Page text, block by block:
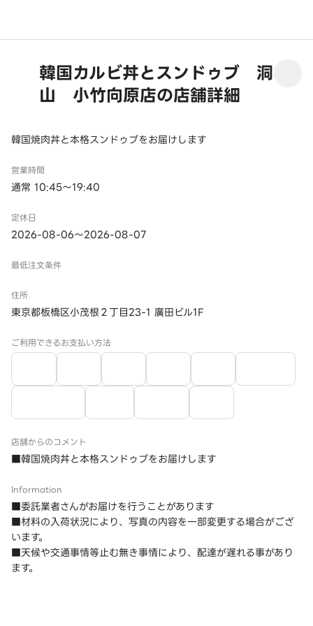
韓国カルビ丼とスンドゥブ 洞
山 小竹向原店の店舗詳細
韓国焼肉丼と本格スンドゥブをお届けします
営業時間
通常 10:45～19:40
定休日
2026-08-06～2026-08-07
最低注文条件
住所
東京都板橋区小茂根２丁目23-1 廣田ビル1F
ご利用できるお支払い方法
店舗からのコメント
■韓国焼肉丼と本格スンドゥブをお届けします
Information
■委託業者さんがお届けを行うことがあります
■材料の入荷状況により、写真の内容を一部変更する場合がござ
います。
■天候や交通事情等止む無き事情により、配達が遅れる事があり
ます。